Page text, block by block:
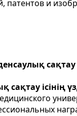
и
сақтау
сақтау ісінің